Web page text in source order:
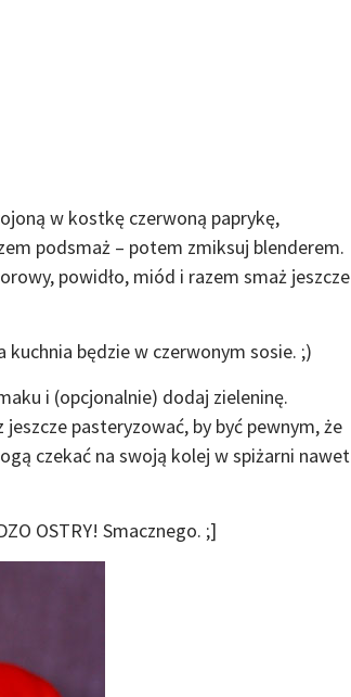
w kostkę czerwoną paprykę,
podsmaż – potem zmiksuj blenderem.
powidło, miód i razem smaż jeszcze
kuchnia będzie w czerwonym sosie. ;)
i (opcjonalnie) dodaj zieleninę.
pasteryzować, by być pewnym, że
czekać na swoją kolej w spiżarni nawet
OSTRY! Smacznego. ;]